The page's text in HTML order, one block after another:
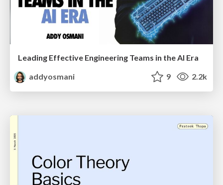
Leading Effective Engineering Teams in the AI Era
addyosmani
9 2.2k